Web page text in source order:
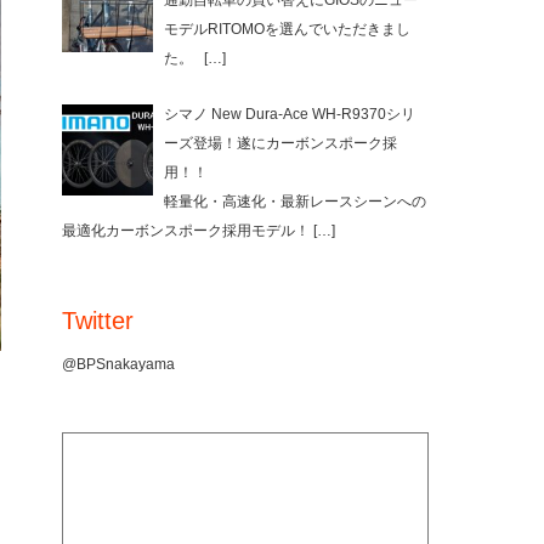
モデルRITOMOを選んでいただきまし
た。
[…]
シマノ New Dura-Ace WH-R9370シリ
ーズ登場！遂にカーボンスポーク採
用！！
軽量化・高速化・最新レースシーンへの
最適化カーボンスポーク採用モデル！
[…]
Twitter
@BPSnakayama